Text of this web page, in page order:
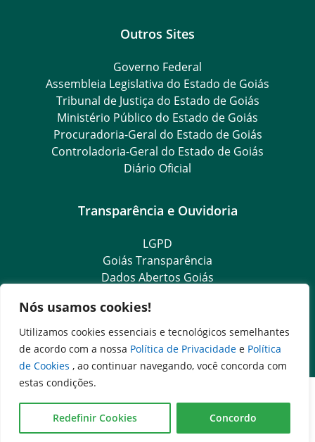
Nós usamos cookies!
Utilizamos cookies essenciais e tecnológicos semelhantes
de acordo com a nossa Política de Privacidade e Política
de Cookies , ao continuar navegando, você concorda com
estas condições.
Redefinir Cookies Concordo
Outros Sites
Governo Federal
Assembleia Legislativa do Estado de Goiás
Tribunal de Justiça do Estado de Goiás
Ministério Público do Estado de Goiás
Procuradoria-Geral do Estado de Goiás
Controladoria-Geral do Estado de Goiás
Diário Oficial
Transparência e Ouvidoria
LGPD
Goiás Transparência
Dados Abertos Goiás
SIC – Serviço de Informação ao Cidadão
e-SIC – Serviço Eletrônico de Informação ao Cidadão
Ouvidoria Setorial (Presencial)